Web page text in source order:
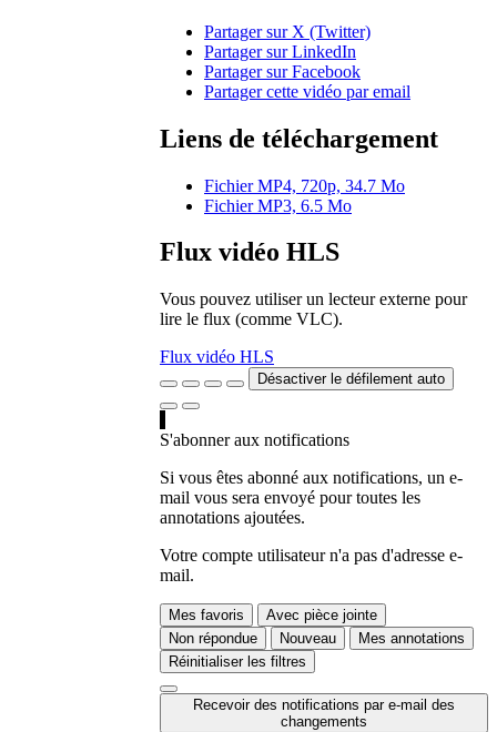
Partager sur X (Twitter)
Partager sur LinkedIn
Partager sur Facebook
Partager cette vidéo par email
Liens de téléchargement
Fichier MP4, 720p, 34.7 Mo
Fichier MP3, 6.5 Mo
Flux vidéo HLS
Vous pouvez utiliser un lecteur externe pour
lire le flux (comme VLC).
Flux vidéo HLS
Désactiver le défilement auto
S'abonner aux notifications
Si vous êtes abonné aux notifications, un e-
mail vous sera envoyé pour toutes les
annotations ajoutées.
Votre compte utilisateur n'a pas d'adresse e-
mail.
Mes favoris
Avec pièce jointe
Non répondue
Nouveau
Mes annotations
Réinitialiser les filtres
Recevoir des notifications par e-mail des
changements